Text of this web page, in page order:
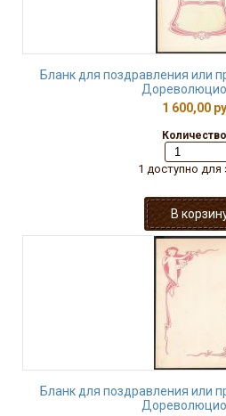
Бланк для поздравления или
1 600,00
1 доступно для
Бланк для поздравления или